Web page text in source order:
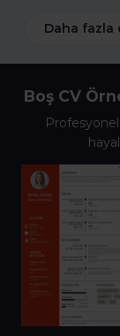
Daha fazla
Boş CV